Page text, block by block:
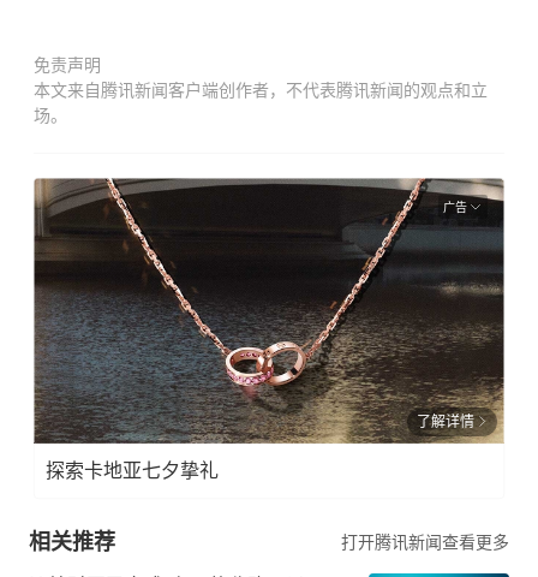
免责声明
本文来自腾讯新闻客户端创作者，不代表腾讯新闻的观点和立
场。
广告
了解详情
探索卡地亚七夕挚礼
相关推荐 打开腾讯新闻查看更多